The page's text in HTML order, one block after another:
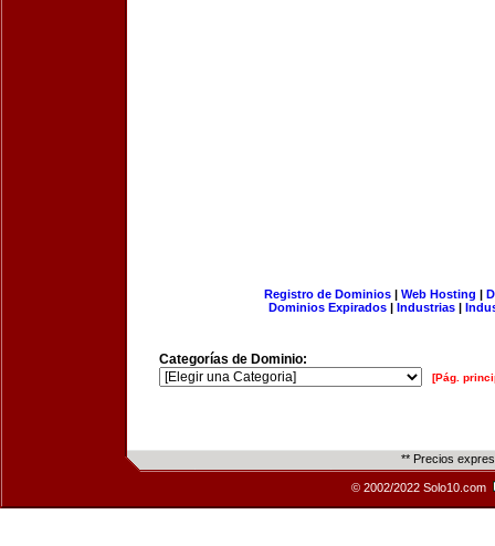
Registro de Dominios| Web Hosting |
Dominios Expirados | Industrias |
Categorías de Dominio:
[Pág.
** Precios
© 2002/2022 Solo10.com